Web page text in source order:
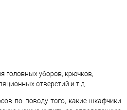
головных уборов, крючков,
отверстий и т.д.
по поводу того, какие шкафчики